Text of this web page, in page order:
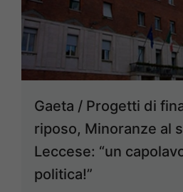
Gaeta / Progetti di
riposo, Minoranze al
Leccese: “un
politica!”